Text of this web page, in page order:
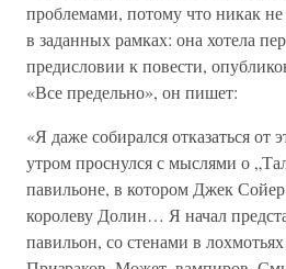
проблемами, потому что никак
в заданных рамках: она хотела
предисловии к повести,
«Все предельно», он пишет:
«Я даже собирался отказаться от
утром проснулся с мыслями о
павильоне, в котором Джек
королеву Долин… Я начал
павильон, со стенами в